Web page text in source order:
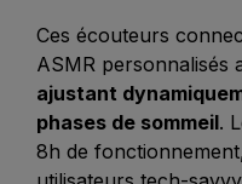
Ces écouteurs
ASMR personnalisés
ajustant
phases de sommeil.
8h de